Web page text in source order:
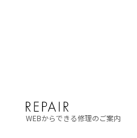
WEBからできる修理のご案内